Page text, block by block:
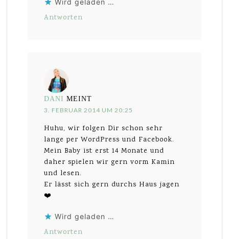
Antworten
DANI MEINT
3. FEBRUAR 2014 UM 20:25
Huhu, wir folgen Dir schon sehr
lange per WordPress und Facebook.
Mein Baby ist erst 14 Monate und
daher spielen wir gern vorm Kamin
und lesen.
Er lässt sich gern durchs Haus jagen
❤️
Wird geladen …
Antworten